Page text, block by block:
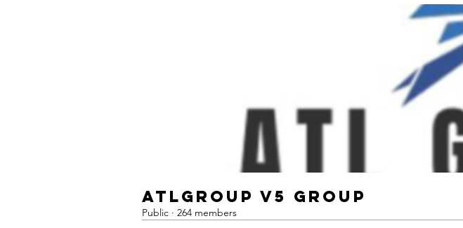
ATLGroup v5 Group
Public · 264 members